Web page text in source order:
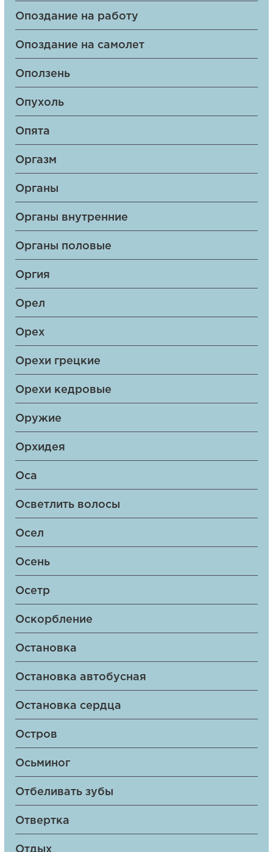
Опоздание на работу
Опоздание на самолет
Оползень
Опухоль
Опята
Оргазм
Органы
Органы внутренние
Органы половые
Оргия
Орел
Орех
Орехи грецкие
Орехи кедровые
Оружие
Орхидея
Оса
Осветлить волосы
Осел
Осень
Осетр
Оскорбление
Остановка
Остановка автобусная
Остановка сердца
Остров
Осьминог
Отбеливать зубы
Отвертка
Отдых